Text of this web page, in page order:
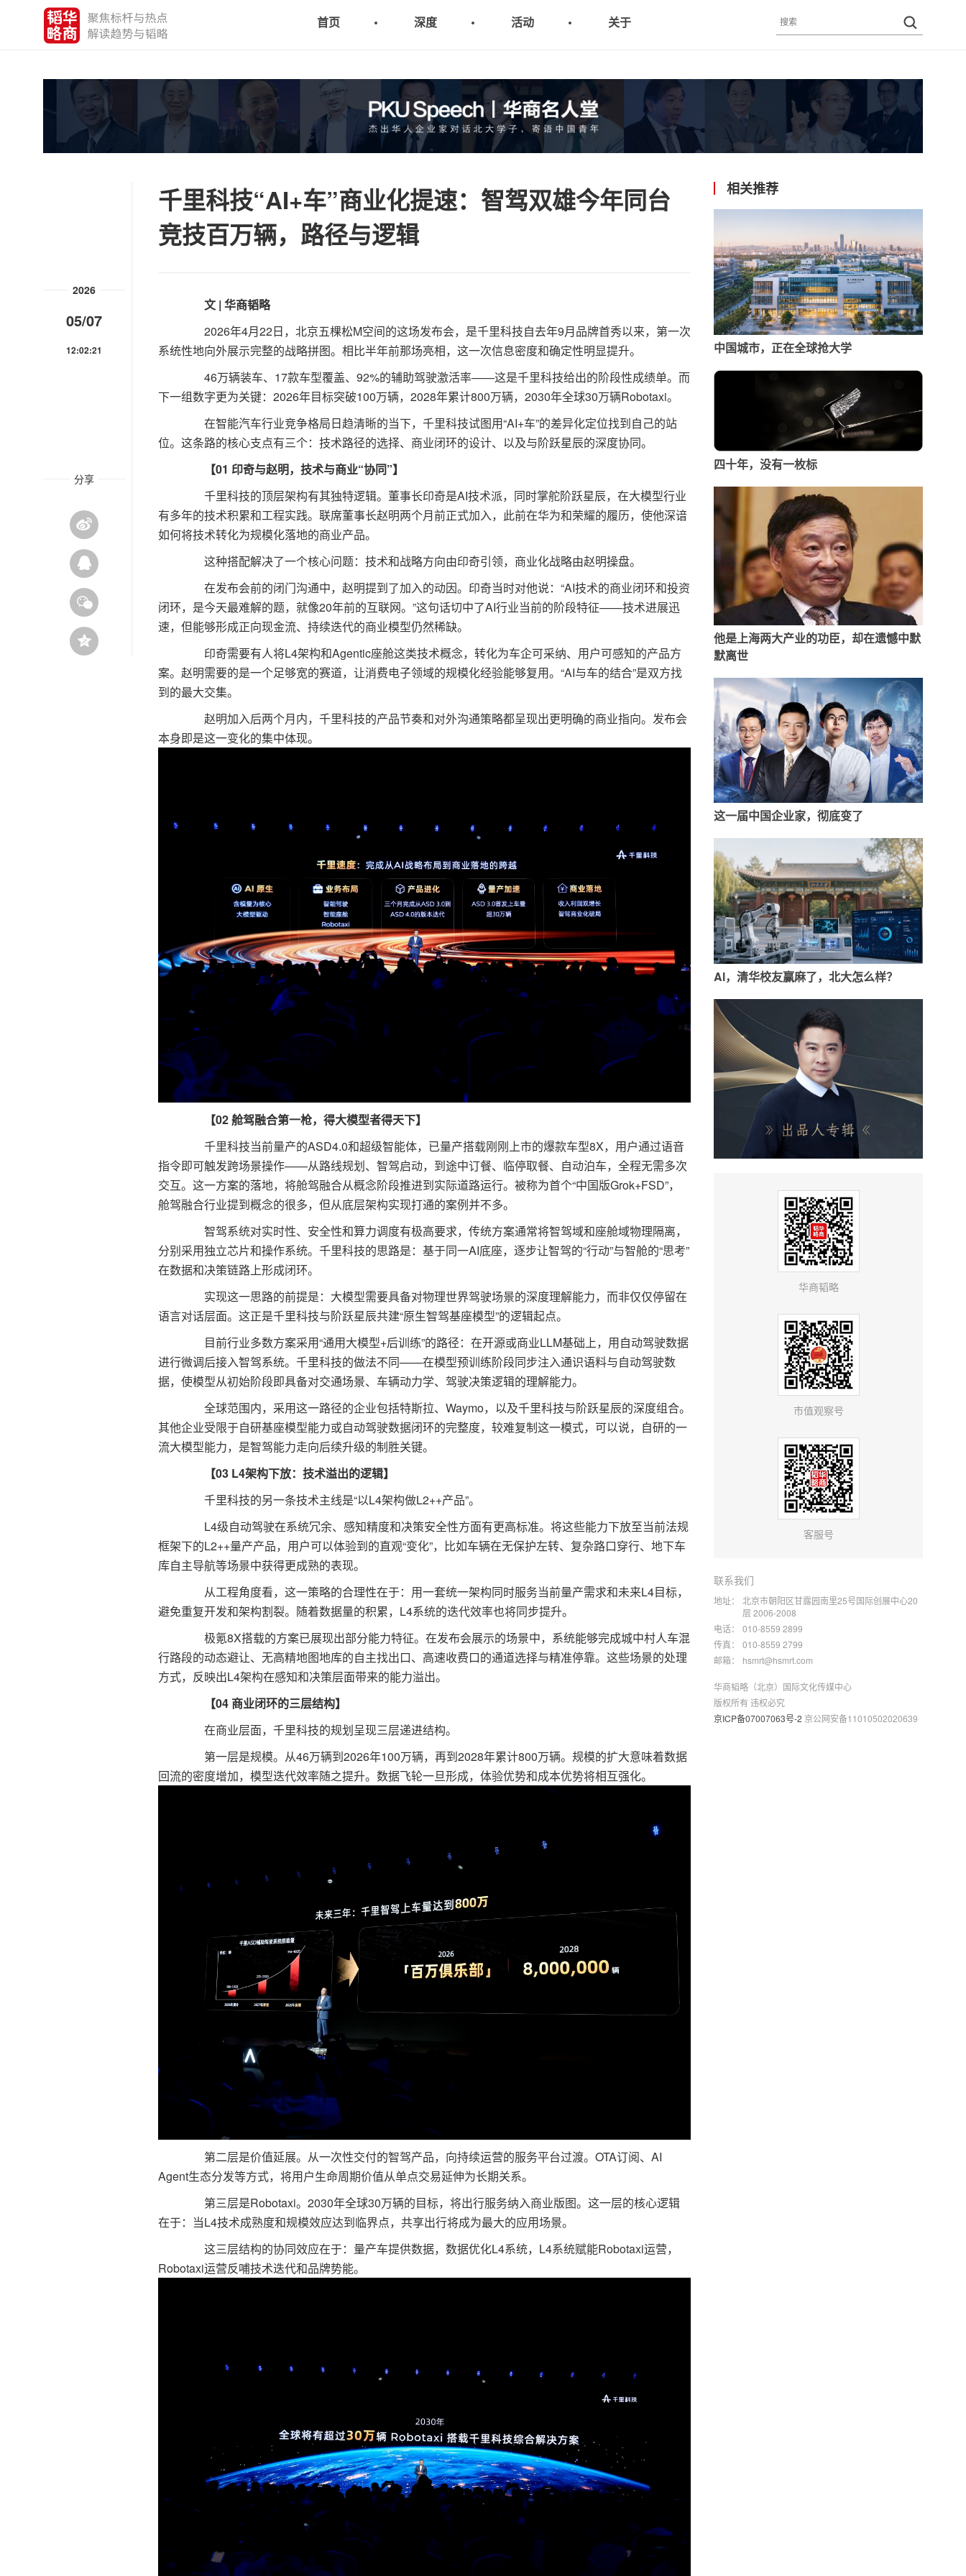
首页 深度 活动 关于
2026
05/07
12:02:21
分享
千里科技“AI+车”商业化提速：智驾双雄今年同台
竞技百万辆，路径与逻辑
文 | 华商韬略
2026年4月22日，北京五棵松M空间的这场发布会，是千里科技自去年9月品牌首秀以来，第一次
系统性地向外展示完整的战略拼图。相比半年前那场亮相，这一次信息密度和确定性明显提升。
46万辆装车、17款车型覆盖、92%的辅助驾驶激活率——这是千里科技给出的阶段性成绩单。而
下一组数字更为关键：2026年目标突破100万辆，2028年累计800万辆，2030年全球30万辆Robotaxi。
在智能汽车行业竞争格局日趋清晰的当下，千里科技试图用“AI+车”的差异化定位找到自己的站
位。这条路的核心支点有三个：技术路径的选择、商业闭环的设计、以及与阶跃星辰的深度协同。
【01 印奇与赵明，技术与商业“协同”】
千里科技的顶层架构有其独特逻辑。董事长印奇是AI技术派，同时掌舵阶跃星辰，在大模型行业
有多年的技术积累和工程实践。联席董事长赵明两个月前正式加入，此前在华为和荣耀的履历，使他深谙
如何将技术转化为规模化落地的商业产品。
这种搭配解决了一个核心问题：技术和战略方向由印奇引领，商业化战略由赵明操盘。
在发布会前的闭门沟通中，赵明提到了加入的动因。印奇当时对他说：“AI技术的商业闭环和投资
闭环，是今天最难解的题，就像20年前的互联网。”这句话切中了AI行业当前的阶段特征——技术进展迅
速，但能够形成正向现金流、持续迭代的商业模型仍然稀缺。
印奇需要有人将L4架构和Agentic座舱这类技术概念，转化为车企可采纳、用户可感知的产品方
案。赵明需要的是一个足够宽的赛道，让消费电子领域的规模化经验能够复用。“AI与车的结合”是双方找
到的最大交集。
赵明加入后两个月内，千里科技的产品节奏和对外沟通策略都呈现出更明确的商业指向。发布会
本身即是这一变化的集中体现。
【02 舱驾融合第一枪，得大模型者得天下】
千里科技当前量产的ASD4.0和超级智能体，已量产搭载刚刚上市的爆款车型8X，用户通过语音
指令即可触发跨场景操作——从路线规划、智驾启动，到途中订餐、临停取餐、自动泊车，全程无需多次
交互。这一方案的落地，将舱驾融合从概念阶段推进到实际道路运行。被称为首个“中国版Grok+FSD”，
舱驾融合行业提到概念的很多，但从底层架构实现打通的案例并不多。
智驾系统对实时性、安全性和算力调度有极高要求，传统方案通常将智驾域和座舱域物理隔离，
分别采用独立芯片和操作系统。千里科技的思路是：基于同一AI底座，逐步让智驾的“行动”与智舱的“思考”
在数据和决策链路上形成闭环。
实现这一思路的前提是：大模型需要具备对物理世界驾驶场景的深度理解能力，而非仅仅停留在
语言对话层面。这正是千里科技与阶跃星辰共建“原生智驾基座模型”的逻辑起点。
目前行业多数方案采用“通用大模型+后训练”的路径：在开源或商业LLM基础上，用自动驾驶数据
进行微调后接入智驾系统。千里科技的做法不同——在模型预训练阶段同步注入通识语料与自动驾驶数
据，使模型从初始阶段即具备对交通场景、车辆动力学、驾驶决策逻辑的理解能力。
全球范围内，采用这一路径的企业包括特斯拉、Waymo，以及千里科技与阶跃星辰的深度组合。
其他企业受限于自研基座模型能力或自动驾驶数据闭环的完整度，较难复制这一模式，可以说，自研的一
流大模型能力，是智驾能力走向后续升级的制胜关键。
【03 L4架构下放：技术溢出的逻辑】
千里科技的另一条技术主线是“以L4架构做L2++产品”。
L4级自动驾驶在系统冗余、感知精度和决策安全性方面有更高标准。将这些能力下放至当前法规
框架下的L2++量产产品，用户可以体验到的直观“变化”，比如车辆在无保护左转、复杂路口穿行、地下车
库自主导航等场景中获得更成熟的表现。
从工程角度看，这一策略的合理性在于：用一套统一架构同时服务当前量产需求和未来L4目标，
避免重复开发和架构割裂。随着数据量的积累，L4系统的迭代效率也将同步提升。
极氪8X搭载的方案已展现出部分能力特征。在发布会展示的场景中，系统能够完成城中村人车混
行路段的动态避让、无高精地图地库的自主找出口、高速收费口的通道选择与精准停靠。这些场景的处理
方式，反映出L4架构在感知和决策层面带来的能力溢出。
【04 商业闭环的三层结构】
在商业层面，千里科技的规划呈现三层递进结构。
第一层是规模。从46万辆到2026年100万辆，再到2028年累计800万辆。规模的扩大意味着数据
回流的密度增加，模型迭代效率随之提升。数据飞轮一旦形成，体验优势和成本优势将相互强化。
第二层是价值延展。从一次性交付的智驾产品，向持续运营的服务平台过渡。OTA订阅、AI
Agent生态分发等方式，将用户生命周期价值从单点交易延伸为长期关系。
第三层是Robotaxi。2030年全球30万辆的目标，将出行服务纳入商业版图。这一层的核心逻辑
在于：当L4技术成熟度和规模效应达到临界点，共享出行将成为最大的应用场景。
这三层结构的协同效应在于：量产车提供数据，数据优化L4系统，L4系统赋能Robotaxi运营，
Robotaxi运营反哺技术迭代和品牌势能。
相关推荐
中国城市，正在全球抢大学
四十年，没有一枚标
他是上海两大产业的功臣，却在遗憾中默
默离世
这一届中国企业家，彻底变了
Al，清华校友赢麻了，北大怎么样？
华商韬略
市值观察号
客服号
联系我们
地址：
北京市朝阳区甘露园南里25号国际创展中心20
层 2006-2008
电话：
010-8559 2899
传真：
010-8559 2799
邮箱：
hsmrt@hsmrt.com
华商韬略（北京）国际文化传媒中心
版权所有 违权必究
京ICP备07007063号-2 京公网安备11010502020639